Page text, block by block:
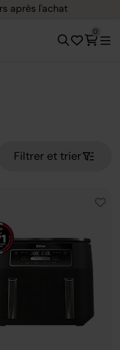
après l'achat
0
Filtrer et trier